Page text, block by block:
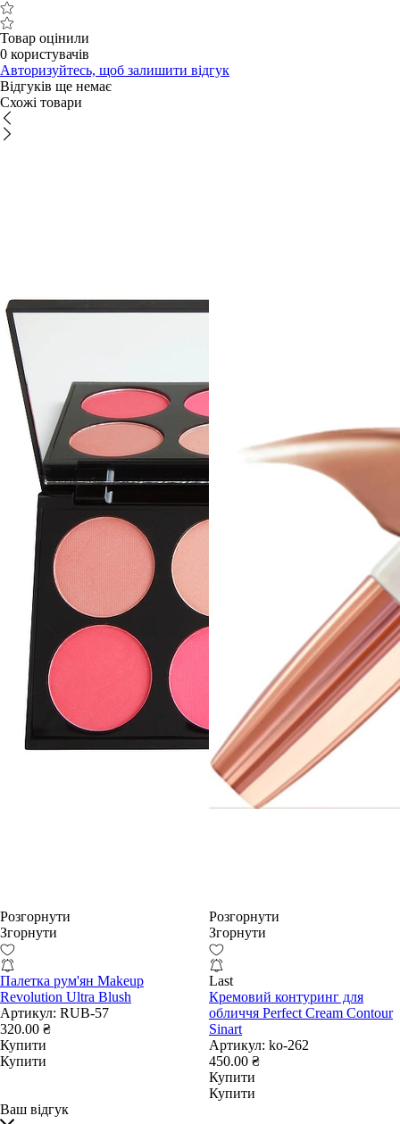
Товар оцінили
0 користувачів
Авторизуйтесь, щоб залишити відгук
Відгуків ще немає
Схожі товари
Розгорнути
Згорнути
Палетка рум'ян Makeup
Revolution Ultra Blush
Артикул: RUB-57
320.00 ₴
Купити
Купити
Розгорнути
Згорнути
Last
Кремовий контуринг для
обличчя Perfect Cream Contour
Sinart
Артикул: ko-262
450.00 ₴
Купити
Купити
Ваш відгук